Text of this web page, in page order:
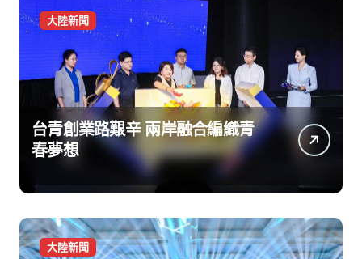
大陸新聞
台青創業路艱辛 兩岸融合編織青
春夢想
大陸新聞